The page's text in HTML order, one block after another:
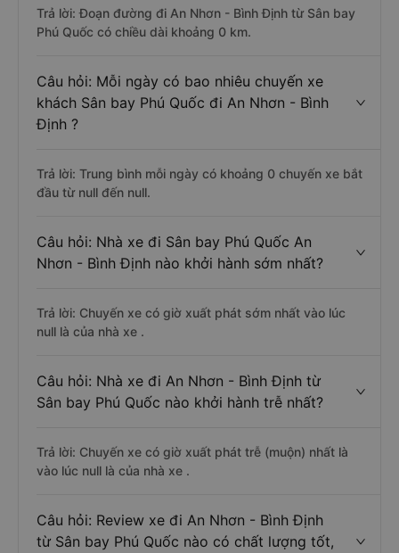
Trả lời: Đoạn đường đi An Nhơn - Bình Định từ Sân bay
Phú Quốc có chiều dài khoảng 0 km.
Câu hỏi: Mỗi ngày có bao nhiêu chuyến xe
khách Sân bay Phú Quốc đi An Nhơn - Bình
Định ?
Trả lời: Trung bình mỗi ngày có khoảng 0 chuyến xe bắt
đầu từ null đến null.
Câu hỏi: Nhà xe đi Sân bay Phú Quốc An
Nhơn - Bình Định nào khởi hành sớm nhất?
Trả lời: Chuyến xe có giờ xuất phát sớm nhất vào lúc
null là của nhà xe .
Câu hỏi: Nhà xe đi An Nhơn - Bình Định từ
Sân bay Phú Quốc nào khởi hành trễ nhất?
Trả lời: Chuyến xe có giờ xuất phát trễ (muộn) nhất là
vào lúc null là của nhà xe .
Câu hỏi: Review xe đi An Nhơn - Bình Định
từ Sân bay Phú Quốc nào có chất lượng tốt,